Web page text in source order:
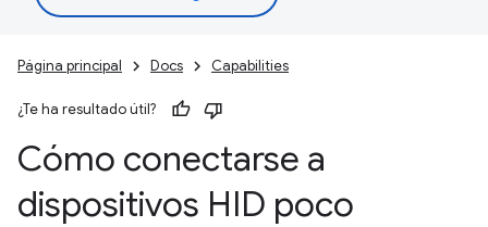
Página principal Docs Capabilities
¿Te ha resultado útil?
Cómo conectarse a
dispositivos HID poco